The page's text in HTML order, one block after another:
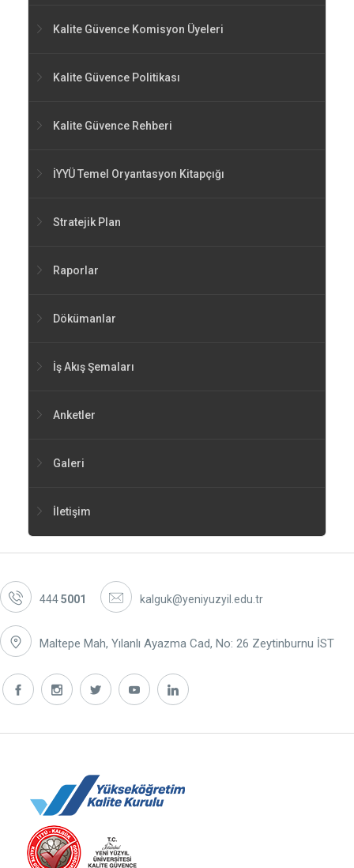
Kalite Güvence Komisyon Üyeleri
Kalite Güvence Politikası
Kalite Güvence Rehberi
İYYÜ Temel Oryantasyon Kitapçığı
Stratejik Plan
Raporlar
Dökümanlar
İş Akış Şemaları
Anketler
Galeri
İletişim
4445001 kalguk@yeniyuzyil.edu.tr
Maltepe Mah, Yılanlı Ayazma Cad, No: 26 Zeytinburnu İST